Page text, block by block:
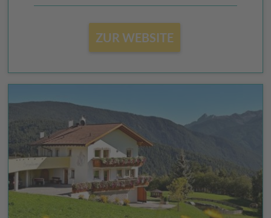
ZUR WEBSITE